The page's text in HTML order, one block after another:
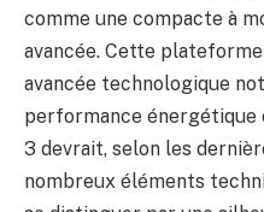
comme une compacte à
avancée. Cette
avancée technologique
performance énergétique
3 devrait, selon les
nombreux éléments